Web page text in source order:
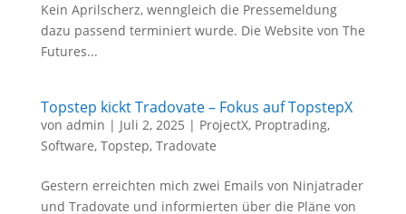
Kein Aprilscherz, wenngleich die Pressemeldung
dazu passend terminiert wurde. Die Website von The
Futures...
Topstep kickt Tradovate – Fokus auf TopstepX
von admin | Juli 2, 2025 | ProjectX, Proptrading,
Software, Topstep, Tradovate
Gestern erreichten mich zwei Emails von Ninjatrader
und Tradovate und informierten über die Pläne von